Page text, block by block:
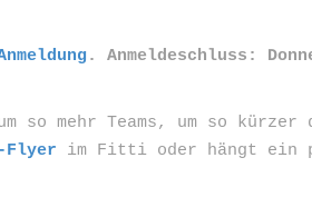
. Anmeldeschluss:
so mehr Teams, um so
Flyer im Fitti oder hängt ein